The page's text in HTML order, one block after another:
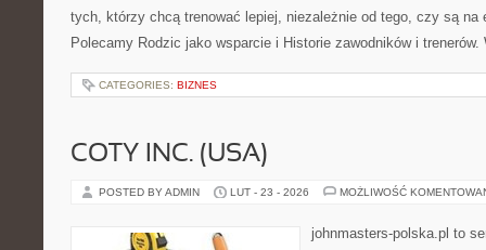
tych, którzy chcą trenować lepiej, niezależnie od tego, czy są na
Polecamy Rodzic jako wsparcie i Historie zawodników i
CATEGORIES: BIZNES
COTY INC. (USA)
POSTED BY ADMIN LUT - 23 - 2026 MOŻLIWOŚĆ
johnmasters-polska.pl to